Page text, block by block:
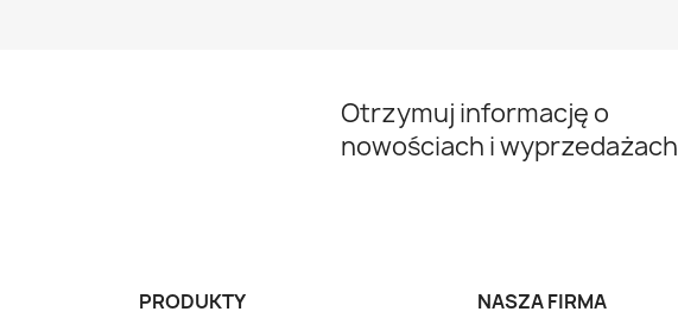
Otrzymuj informację o
nowościach i wyprzedażach
PRODUKTY NASZA FIRMA